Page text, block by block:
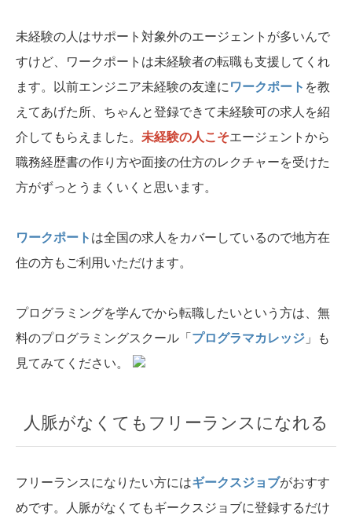
未経験の人はサポート対象外のエージェントが多いんで
すけど、ワークポートは未経験者の転職も支援してくれ
ます。以前エンジニア未経験の友達に ワークポート を教
えてあげた所、ちゃんと登録できて未経験可の求人を紹
介してもらえました。 未経験の人こそエージェントから
職務経歴書の作り方や面接の仕方のレクチャーを受けた
方がずっとうまくいくと思います。
ワークポート は全国の求人をカバーしているので地方在
住の方もご利用いただけます。
プログラミングを学んでから転職したいという方は、無
料のプログラミングスクール「 プログラマカレッジ 」も
見てみてください。
人脈がなくてもフリーランスになれる
フリーランスになりたい方にはギークスジョブがおすす
めです。人脈がなくてもギークスジョブに登録するだけ